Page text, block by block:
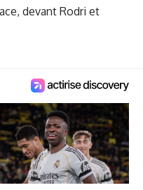
devant Rodri et